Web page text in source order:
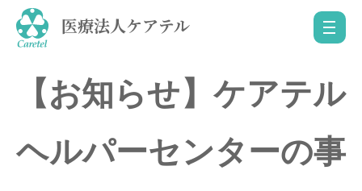
医療法人ケアテル
【お知らせ】ケアテル
ヘルパーセンターの事